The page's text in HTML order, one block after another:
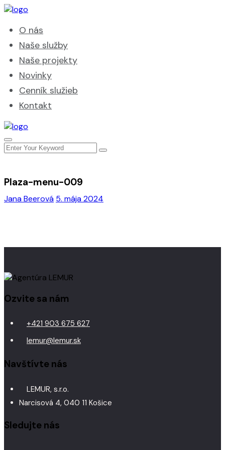
O nás
Naše služby
Naše projekty
Novinky
Cenník služieb
Kontakt
Jana Beerová 5. mája 2024
Plaza-menu-009
Ozvite sa nám
+421 903 675 627
lemur@lemur.sk
Navštívte nás
LEMUR, s.r.o.
Narcisová 4, 040 11 Košice
Sledujte nás